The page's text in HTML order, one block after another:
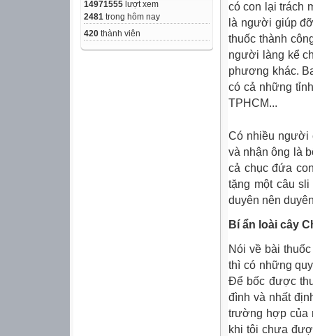
14971555 lượt xem
2481 trong hôm nay
420 thành viên
có con lại trách
là người giúp
thuốc thành
người làng kể
phương khác.
có cả những
TPHCM...
Có nhiều người
và nhận ông là
cả chục đứa
tặng một câu
duyên nên
Bí ẩn loài cây
Nói về bài
thì có những
Để bốc được
đình và nhất
trường hợp của
khi tôi chưa